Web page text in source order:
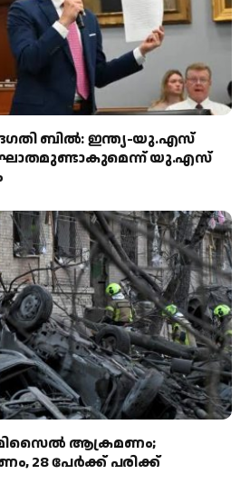
ബിൽ: ഇന്ത്യ-യു.എസ്
യു.എസ്
മിസൈൽ ആക്രമണം;
28 പേർക്ക് പരിക്ക്